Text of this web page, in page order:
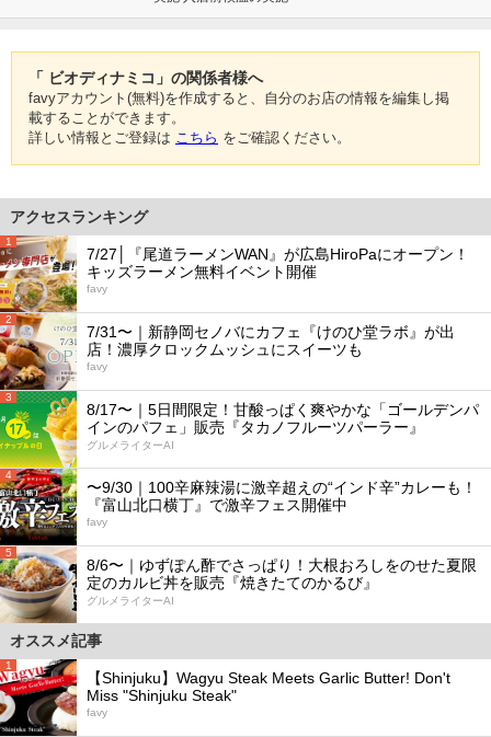
「 ビオディナミコ」の関係者様へ
favyアカウント(無料)を作成すると、自分のお店の情報を編集し掲
載することができます。
詳しい情報とご登録は こちら をご確認ください。
アクセスランキング
1
7/27│『尾道ラーメンWAN』が広島HiroPaにオープン！
キッズラーメン無料イベント開催
favy
2
7/31〜｜新静岡セノバにカフェ『けのひ堂ラボ』が出
店！濃厚クロックムッシュにスイーツも
favy
3
8/17〜｜5日間限定！甘酸っぱく爽やかな「ゴールデンパ
インのパフェ」販売『タカノフルーツパーラー』
グルメライターAI
4
〜9/30｜100辛麻辣湯に激辛超えの“インド辛”カレーも！
『富山北口横丁』で激辛フェス開催中
favy
5
8/6〜｜ゆずぽん酢でさっぱり！大根おろしをのせた夏限
定のカルビ丼を販売『焼きたてのかるび』
グルメライターAI
オススメ記事
1
【Shinjuku】Wagyu Steak Meets Garlic Butter! Don't
Miss "Shinjuku Steak"
favy